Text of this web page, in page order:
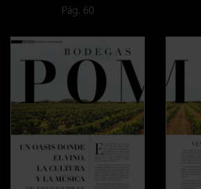
Pág. 60